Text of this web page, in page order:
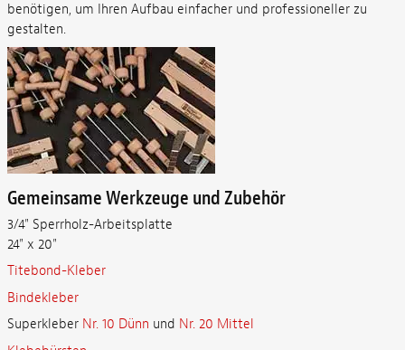
benötigen, um Ihren Aufbau einfacher und professioneller zu
gestalten.
Gemeinsame Werkzeuge und Zubehör
3/4" Sperrholz-Arbeitsplatte
24" x 20"
Titebond-Kleber
Bindekleber
Superkleber Nr. 10 Dünn und Nr. 20 Mittel